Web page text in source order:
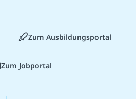
Zum Ausbildungsportal
Zum Jobportal